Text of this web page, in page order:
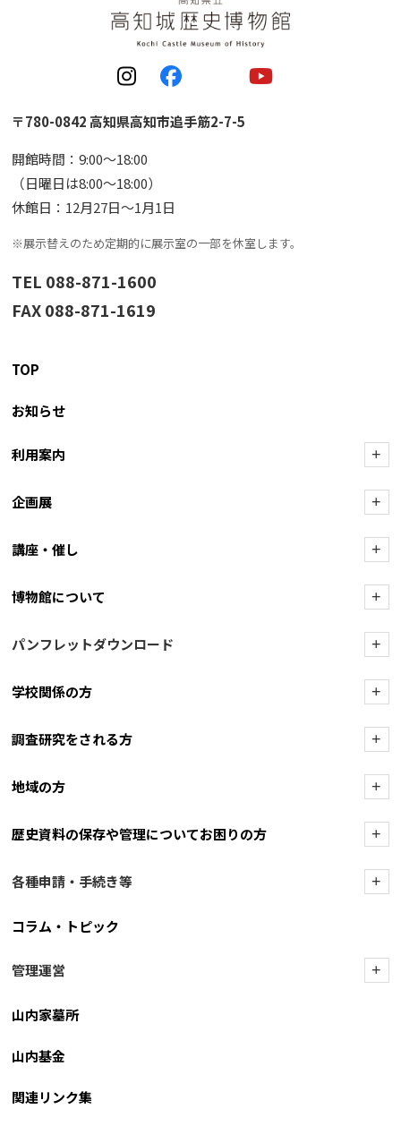
〒780-0842 高知県高知市追手筋2-7-5
開館時間：9:00〜18:00
（日曜日は8:00〜18:00）
休館日：12月27日〜1月1日
※展示替えのため定期的に展示室の一部を休室します。
TEL 088-871-1600
FAX 088-871-1619
TOP
お知らせ
利用案内 +
企画展 +
講座・催し +
博物館について +
パンフレットダウンロード +
学校関係の方 +
調査研究をされる方 +
地域の方 +
歴史資料の保存や管理についてお困りの方 +
各種申請・手続き等 +
コラム・トピック
管理運営 +
山内家墓所
山内基金
関連リンク集